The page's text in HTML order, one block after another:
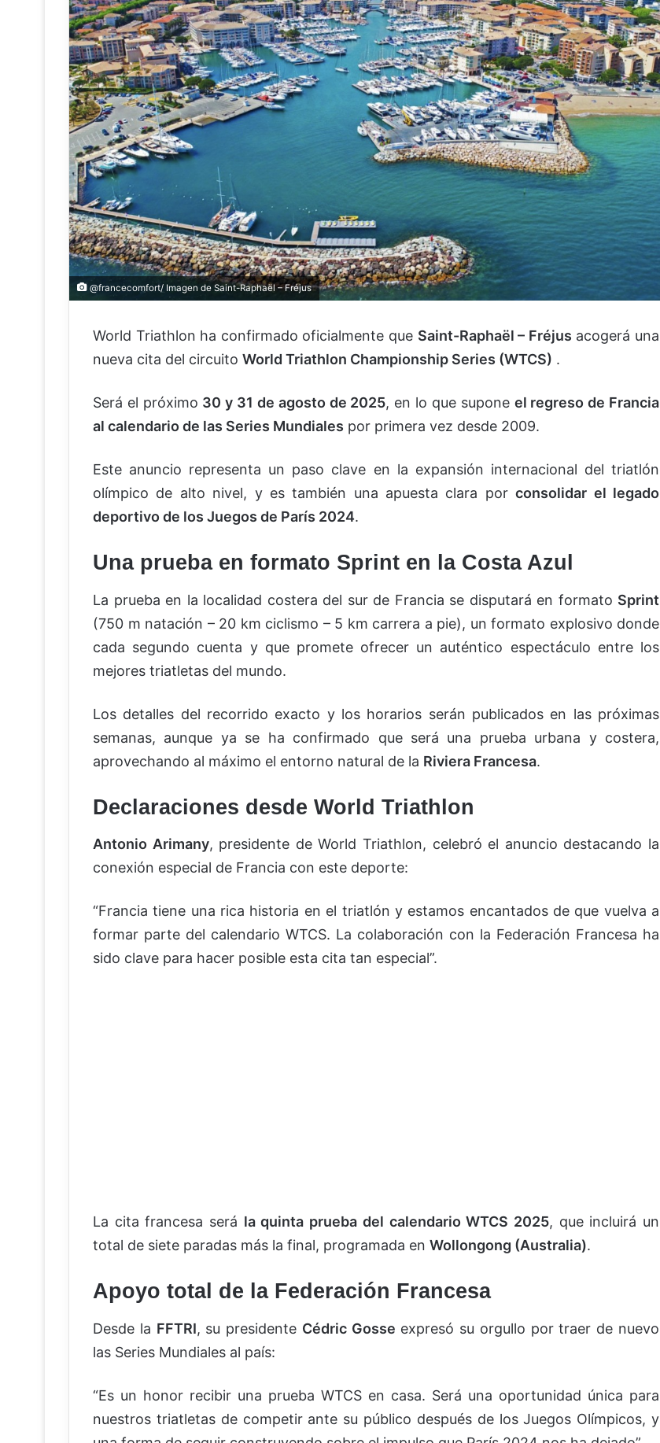
@francecomfort/ Imagen de Saint-Raphaël – Fréjus
World Triathlon ha confirmado oficialmente que Saint-Raphaël – Fréjus acogerá una
nueva cita del circuito World Triathlon Championship Series (WTCS) .
Será el próximo 30 y 31 de agosto de 2025, en lo que supone el regreso de Francia
al calendario de las Series Mundiales por primera vez desde 2009.
Este anuncio representa un paso clave en la expansión internacional del triatlón
olímpico de alto nivel, y es también una apuesta clara porconsolidar el legado
deportivo de los Juegos de París 2024.
Una prueba en formato Sprint en la Costa Azul
La prueba en la localidad costera del sur de Francia se disputará en formato Sprint
(750 m natación – 20 km ciclismo – 5 km carrera a pie), un formato explosivo donde
cada segundo cuenta y que promete ofrecer un auténtico espectáculo entre los
mejores triatletas del mundo.
Los detalles del recorrido exacto y los horarios serán publicados en las próximas
semanas, aunque ya se ha confirmado que será una prueba urbana y costera,
aprovechando al máximo el entorno natural de la Riviera Francesa.
Declaraciones desde World Triathlon
Antonio Arimany, presidente de World Triathlon, celebró el anuncio destacando la
conexión especial de Francia con este deporte:
“Francia tiene una rica historia en el triatlón y estamos encantados de que vuelva a
formar parte del calendario WTCS. La colaboración con la Federación Francesa ha
sido clave para hacer posible esta cita tan especial”.
La cita francesa será la quinta prueba del calendario WTCS 2025, que incluirá un
total de siete paradas más la final, programada en Wollongong (Australia).
Apoyo total de la Federación Francesa
Desde la FFTRI, su presidente Cédric Gosse expresó su orgullo por traer de nuevo
las Series Mundiales al país:
“Es un honor recibir una prueba WTCS en casa. Será una oportunidad única para
nuestros triatletas de competir ante su público después de los Juegos Olímpicos, y